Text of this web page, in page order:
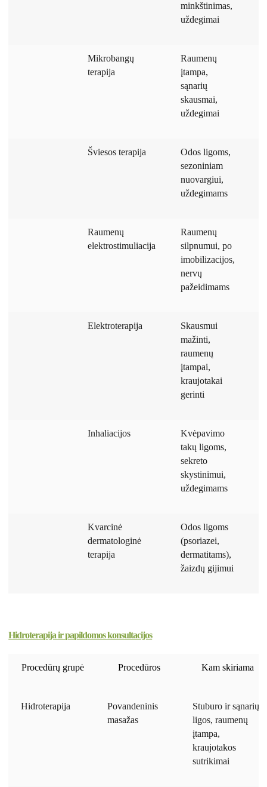
minkštinimas,
uždegimai
Mikrobangų
terapija
Raumenų
įtampa,
sąnarių
skausmai,
uždegimai
Šviesos terapija
Odos ligoms,
sezoniniam
nuovargiui,
uždegimams
Raumenų
elektrostimuliacija
Raumenų
silpnumui, po
imobilizacijos,
nervų
pažeidimams
Elektroterapija
Skausmui
mažinti,
raumenų
įtampai,
kraujotakai
gerinti
Inhaliacijos
Kvėpavimo
takų ligoms,
sekreto
skystinimui,
uždegimams
Kvarcinė
dermatologinė
terapija
Odos ligoms
(psoriazei,
dermatitams),
žaizdų gijimui
Hidroterapija ir papildomos konsultacijos
Procedūrų grupė Procedūros Kam skiriama
Hidroterapija
Povandeninis
masažas
Stuburo ir sąnarių
ligos, raumenų
įtampa,
kraujotakos
sutrikimai